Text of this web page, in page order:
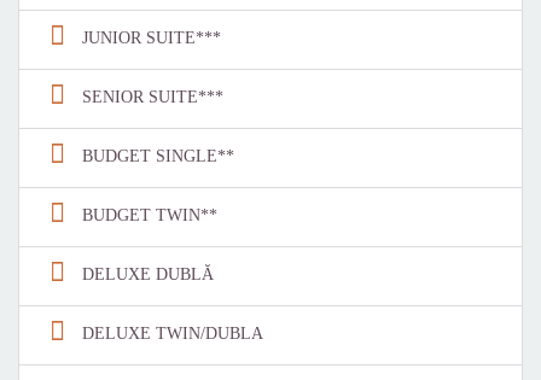
JUNIOR SUITE***
SENIOR SUITE***
BUDGET SINGLE**
BUDGET TWIN**
DELUXE DUBLĂ
DELUXE TWIN/DUBLA